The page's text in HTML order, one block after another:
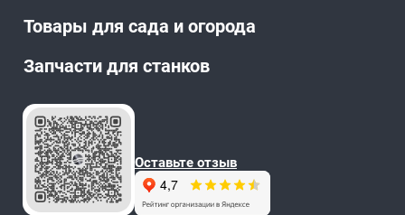
Товары для сада и огорода
Запчасти для станков
Оставьте отзыв